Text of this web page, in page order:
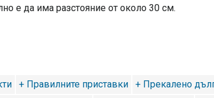
е да има разстояние от около 30 см.
+ Правилните приставки + Прекалено